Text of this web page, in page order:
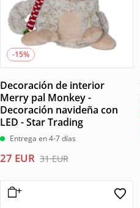
-15%
Decoración de interior
Merry pal Monkey -
Decoración navideña con
LED - Star Trading
Entrega en 4-7 días
31EUR
El
original
era:
27 EUR
El
actual
es: